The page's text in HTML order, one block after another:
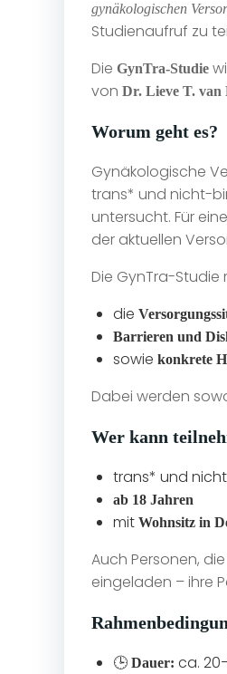
gynäkologischen
Studienaufruf zu
Die GynTra-Studie
von Dr. Lieve T. van
Worum geht es?
Gynäkologische
trans* und nicht-
untersucht. Für eine
der aktuellen
Die GynTra-Studie
die
Barrieren und
sowie konkrete
Dabei werden
Wer kann
trans* und
ab 18 Jahren
mit Wohnsitz in
Auch Personen, die
eingeladen – ihre
🕒 Dauer: ca.